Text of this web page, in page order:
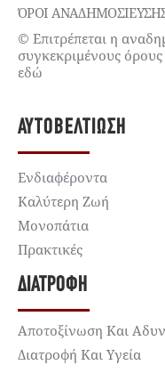
ΌΡΟΙ
© Επιτρέπεται η
συγκεκριμένους
εδώ
ΑΥΤΟΒΕΛΤΊΩΣΗ
Ενδιαφέροντα
Καλύτερη Ζωή
Μονοπάτια
Πρακτικές
ΔΙΑΤΡΟΦΉ
Αποτοξίνωση Και
Διατροφή Και Υγεία